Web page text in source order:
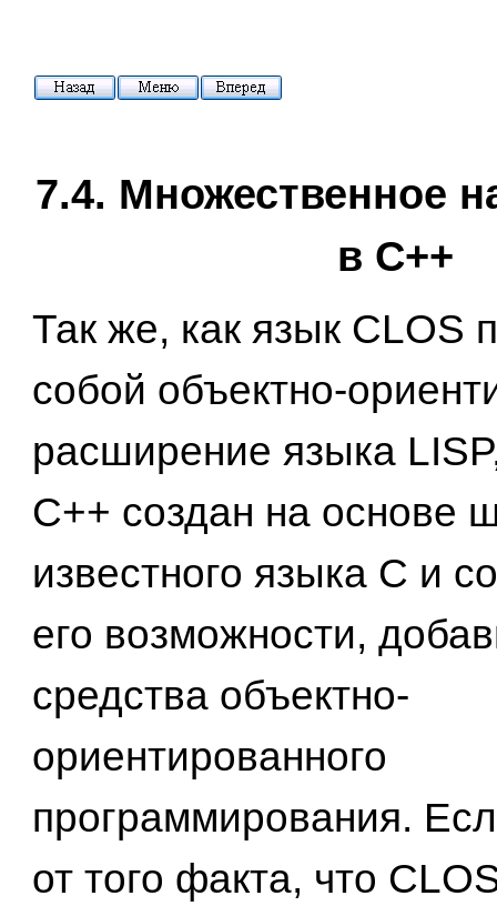
7.4. Множественное
в C++
Так же, как язык CLOS
собой объектно-
расширение языка
C++ создан на основе
известного языка С и
его возможности,
средства объектно-
ориентированного
программирования.
от того факта, что